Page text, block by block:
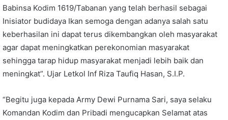
Babinsa Kodim 1619/Tabanan yang telah berhasil sebagai
Inisiator budidaya Ikan semoga dengan adanya salah satu
keberhasilan ini dapat terus dikembangkan oleh masyarakat
agar dapat meningkatkan perekonomian masyarakat
sehingga tarap hidup masyarakat menjadi lebih baik dan
meningkat”. Ujar Letkol Inf Riza Taufiq Hasan, S.I.P.
“Begitu juga kepada Army Dewi Purnama Sari, saya selaku
Komandan Kodim dan Pribadi mengucapkan Selamat atas